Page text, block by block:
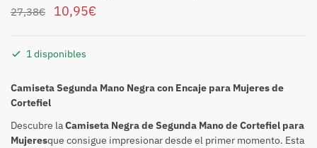
27,38€ 10,95€
1 disponibles
Camiseta Segunda Mano Negra con Encaje para Mujeres de
Cortefiel
Descubre laCamiseta Negra de Segunda Mano de Cortefiel para
Mujeresque consigue impresionar desde el primer momento. Esta